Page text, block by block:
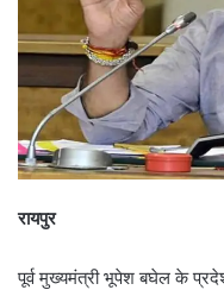
रायपुर
पूर्व मुख्यमंत्री भूपेश बघेल के